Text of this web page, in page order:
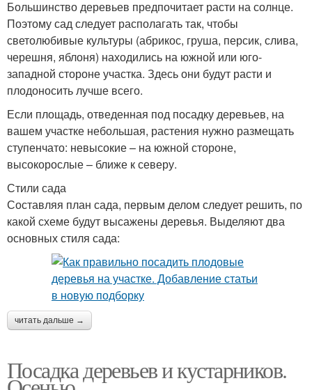
Ярусная посадка
Большинство деревьев предпочитает расти на солнце.
Поэтому сад следует располагать так, чтобы
светолюбивые культуры (абрикос, груша, персик, слива,
черешня, яблоня) находились на южной или юго-
западной стороне участка. Здесь они будут расти и
плодоносить лучше всего.
Если площадь, отведенная под посадку деревьев, на
вашем участке небольшая, растения нужно размещать
ступенчато: невысокие – на южной стороне,
высокорослые – ближе к северу.
Стили сада
Составляя план сада, первым делом следует решить, по
какой схеме будут высажены деревья. Выделяют два
основных стиля сада:
читать дальше →
Посадка деревьев и кустарников.